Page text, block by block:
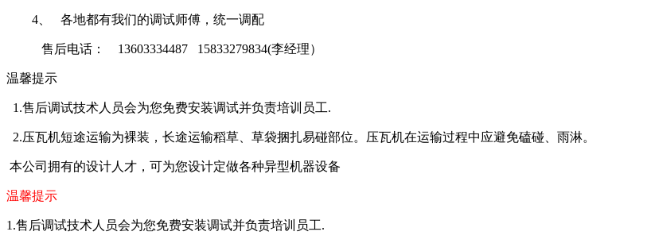
4、 各地都有我们的调试师傅，统一调配
售后电话： 13603334487 15833279834(李经理）
温馨提示
1.售后调试技术人员会为您免费安装调试并负责培训员工.
2.压瓦机短途运输为裸装，长途运输稻草、草袋捆扎易碰部位。压瓦机在运输过程中应避免磕碰、雨淋。
本公司拥有的设计人才，可为您设计定做各种异型机器设备
温馨提示
1.售后调试技术人员会为您免费安装调试并负责培训员工.